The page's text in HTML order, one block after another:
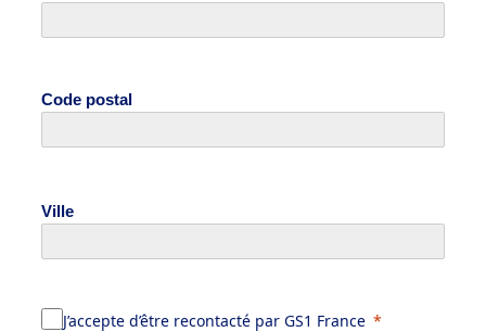
Code postal
Ville
J’accepte d’être recontacté par GS1 France